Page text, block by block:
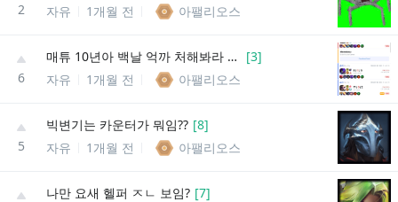
2
자유
1개월 전 아팰리오스
6
매튜 10년아 백날 억까 처해봐라 ㅋㅋㅋㅋㅋ [3]
자유
1개월 전 아팰리오스
5
빅변기는 카운터가 뭐임?? [8]
자유
1개월 전 아팰리오스
나만 요새 헬퍼 ㅈㄴ 보임? [7]